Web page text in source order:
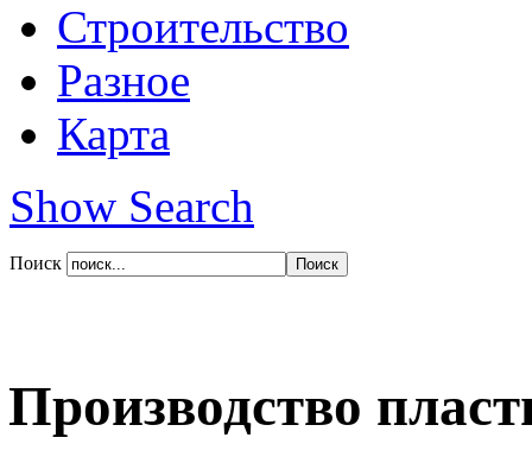
Строительство
Разное
Карта
Show Search
Поиск
Производство